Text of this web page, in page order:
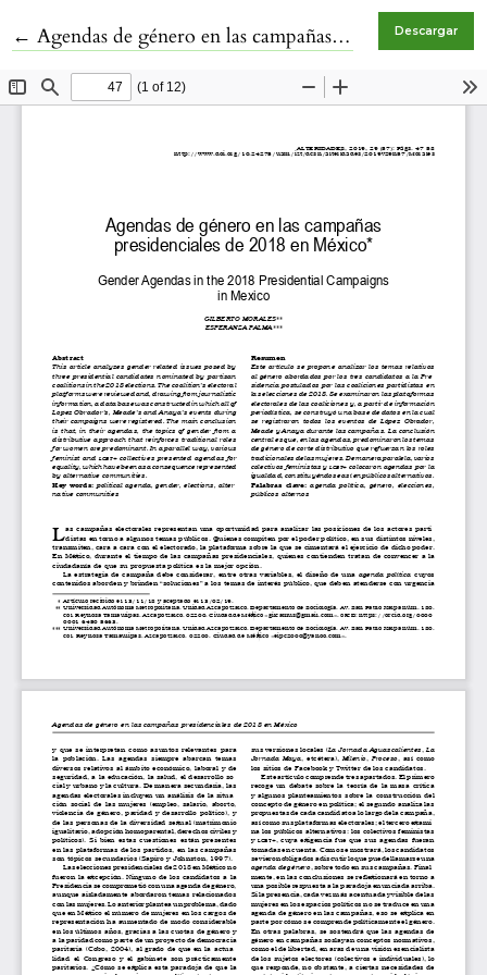
←Volver a los detalles del artículo
Agendas de género en las campañas presidenciales de 2018 en México Descargar